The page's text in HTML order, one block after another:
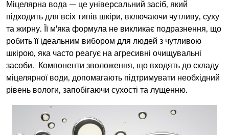
Міцелярна вода — це універсальний засіб, який
підходить для всіх типів шкіри, включаючи чутливу, суху
та жирну. Її м'яка формула не викликає подразнення, що
робить її ідеальним вибором для людей з чутливою
шкірою, яка часто реагує на агресивні очищувальні
засоби. Компоненти зволоження, що входять до складу
міцелярної води, допомагають підтримувати необхідний
рівень вологи, запобігаючи сухості та лущенню.